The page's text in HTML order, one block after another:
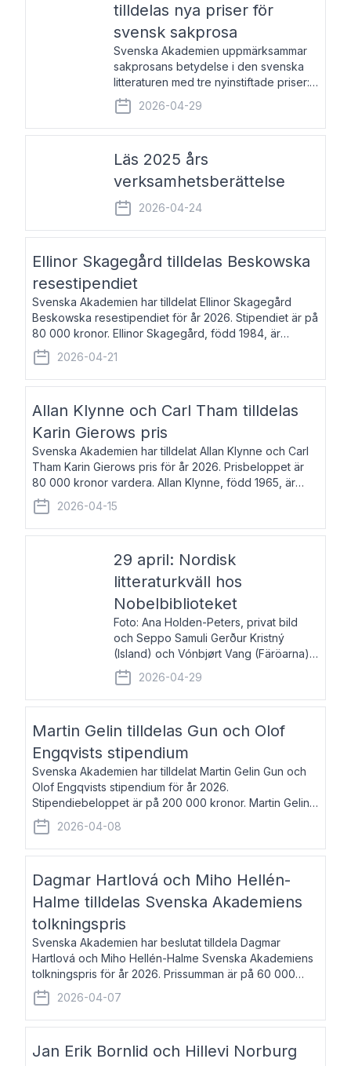
tilldelas nya priser för
svensk sakprosa
Svenska Akademien uppmärksammar
sakprosans betydelse i den svenska
litteraturen med tre nyinstiftade priser:
Svenska Akademiens pris till
framstående författare av svensk
sakprosa som i år går till Magnus
2026-04-29
Läs 2025 års
verksamhetsberättelse
2026-04-24
Ellinor Skagegård tilldelas Beskowska
resestipendiet
Svenska Akademien har tilldelat Ellinor Skagegård
Beskowska resestipendiet för år 2026. Stipendiet är på
80 000 kronor. Ellinor Skagegård, född 1984, är
författare, journalist och musiker. Hon skriver
återkommande för Svenska Dagbladet, Ups
2026-04-21
Allan Klynne och Carl Tham tilldelas
Karin Gierows pris
Svenska Akademien har tilldelat Allan Klynne och Carl
Tham Karin Gierows pris för år 2026. Prisbeloppet är
80 000 kronor vardera. Allan Klynne, född 1965, är
arkeolog, författare, översättare och fil.dr i antikens
kultur och samhällsliv. Ut
2026-04-15
29 april: Nordisk
litteraturkväll hos
Nobelbiblioteket
Foto: Ana Holden-Peters, privat bild
och Seppo Samuli Gerður Kristný
(Island) och Vónbjørt Vang (Färöarna)
läser ur sina verk och samtalar med
John Swedenmark. De läser upp på
färöiska, isländska och svenska och
2026-04-29
Martin Gelin tilldelas Gun och Olof
Engqvists stipendium
Svenska Akademien har tilldelat Martin Gelin Gun och
Olof Engqvists stipendium för år 2026.
Stipendiebeloppet är på 200 000 kronor. Martin Gelin,
född 1978, är journalist och författare. Han lever
numera i Paris men var under många år bosat
2026-04-08
Dagmar Hartlová och Miho Hellén-
Halme tilldelas Svenska Akademiens
tolkningspris
Svenska Akademien har beslutat tilldela Dagmar
Hartlová och Miho Hellén-Halme Svenska Akademiens
tolkningspris för år 2026. Prissumman är på 60 000
kronor var. Dagmar Hartlová, född 1951, översätter
huvudsakligen från svenska till tjeckiska
2026-04-07
Jan Erik Bornlid och Hillevi Norburg